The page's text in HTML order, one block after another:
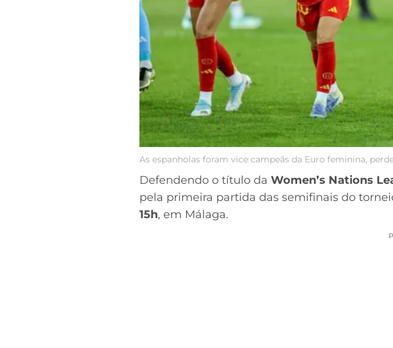
As espanholas foram vice campeãs da Euro feminina,
Defendendo o título da Women’s Nations
pela primeira partida das semifinais do
15h, em Málaga.